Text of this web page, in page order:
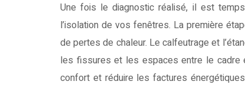
Une fois le diagnostic réalisé, il est
l’isolation de vos fenêtres. La première
de pertes de chaleur. Le calfeutrage et
les fissures et les espaces entre le cadre
confort et réduire les factures